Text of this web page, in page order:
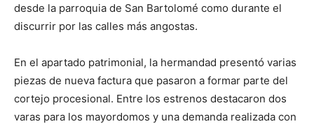
desde la parroquia de San Bartolomé como durante el
discurrir por las calles más angostas.
En el apartado patrimonial, la hermandad presentó varias
piezas de nueva factura que pasaron a formar parte del
cortejo procesional. Entre los estrenos destacaron dos
varas para los mayordomos y una demanda realizada con